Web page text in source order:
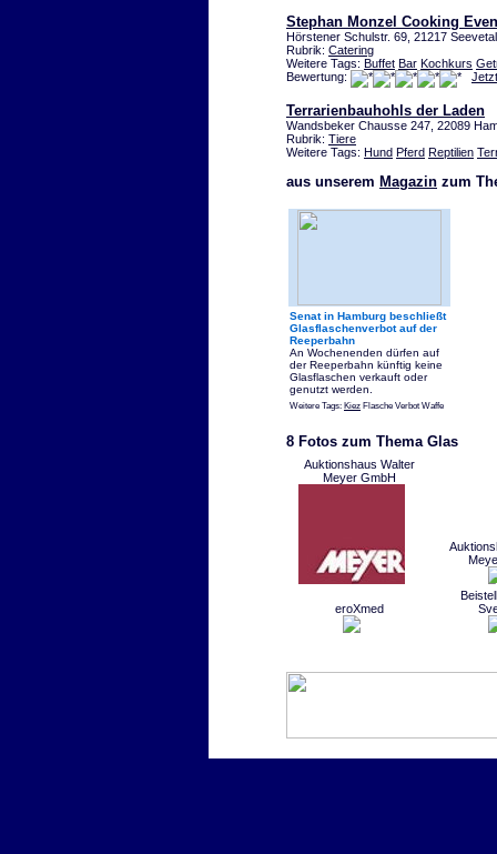
Stephan Monzel Cooking
Hörstener Schulstr. 69, 21217 Seevetal
Rubrik: Catering
Weitere Tags: Buffet Bar Kochkurs
Bewertung:
Terrarienbauhohls der Laden
Wandsbeker Chausse 247, 22089
Rubrik: Tiere
Weitere Tags: Hund Pferd Reptilien
aus unserem Magazin zum
Senat in Hamburg beschließt
Glasflaschenverbot auf der
Reeperbahn
An Wochenenden dürfen auf
der Reeperbahn künftig keine
Glasflaschen verkauft oder
genutzt werden.
Weitere Tags: Kiez Flasche Verbot Waffe
8 Fotos zum Thema Glas
Auktionshaus Walter
Meyer GmbH
eroXmed